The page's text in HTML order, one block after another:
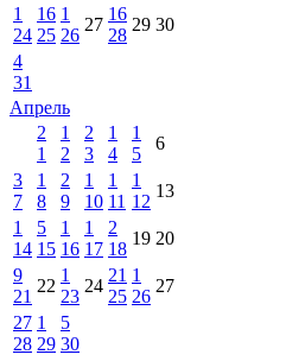
1
24
16
25
1
26
27
16
28
29 30
4
31
Апрель
2
1
1
2
2
3
1
4
1
5
6
3
7
1
8
2
9
1
10
1
11
1
12
13
1
14
5
15
1
16
1
17
2
18
19 20
9
21
22
1
23
24
21
25
1
26
27
27
28
1
29
5
30